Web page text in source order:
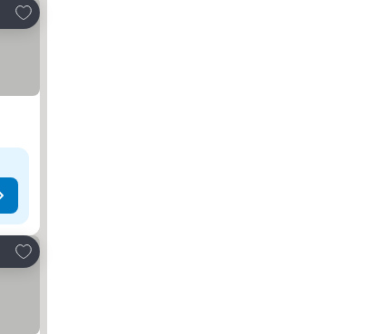
Dodati u favorite
Dodati u favorite